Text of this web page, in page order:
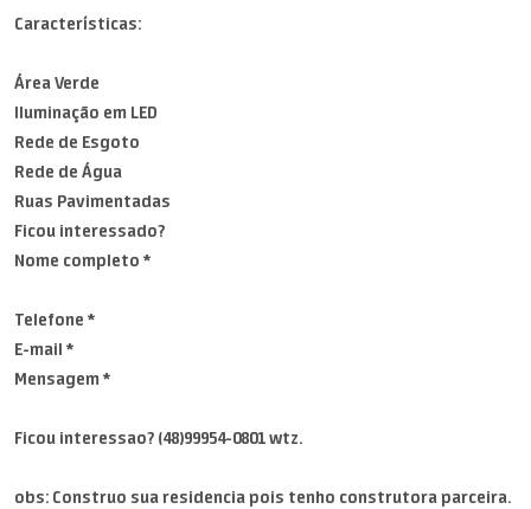
Características:
Área Verde
Iluminação em LED
Rede de Esgoto
Rede de Água
Ruas Pavimentadas
Ficou interessado?
Nome completo *
Telefone *
E-mail *
Mensagem *
Ficou interessao? (48)99954-0801 wtz.
obs: Construo sua residencia pois tenho construtora parceira.